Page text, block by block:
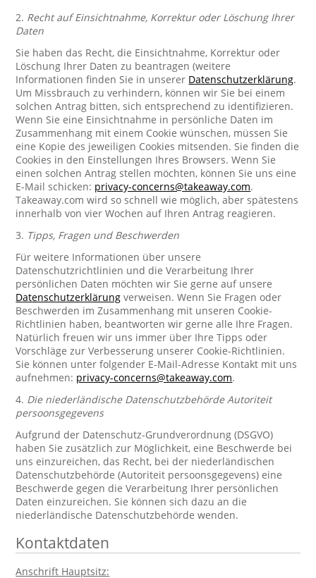
2. Recht auf Einsichtnahme, Korrektur oder Löschung Ihrer
Daten
Sie haben das Recht, die Einsichtnahme, Korrektur oder
Löschung Ihrer Daten zu beantragen (weitere
Informationen finden Sie in unserer Datenschutzerklärung.
Um Missbrauch zu verhindern, können wir Sie bei einem
solchen Antrag bitten, sich entsprechend zu identifizieren.
Wenn Sie eine Einsichtnahme in persönliche Daten im
Zusammenhang mit einem Cookie wünschen, müssen Sie
eine Kopie des jeweiligen Cookies mitsenden. Sie finden die
Cookies in den Einstellungen Ihres Browsers. Wenn Sie
einen solchen Antrag stellen möchten, können Sie uns eine
E-Mail schicken: privacy-concerns@takeaway.com.
Takeaway.com wird so schnell wie möglich, aber spätestens
innerhalb von vier Wochen auf Ihren Antrag reagieren.
3. Tipps, Fragen und Beschwerden
Für weitere Informationen über unsere
Datenschutzrichtlinien und die Verarbeitung Ihrer
persönlichen Daten möchten wir Sie gerne auf unsere
Datenschutzerklärung verweisen. Wenn Sie Fragen oder
Beschwerden im Zusammenhang mit unseren Cookie-
Richtlinien haben, beantworten wir gerne alle Ihre Fragen.
Natürlich freuen wir uns immer über Ihre Tipps oder
Vorschläge zur Verbesserung unserer Cookie-Richtlinien.
Sie können unter folgender E-Mail-Adresse Kontakt mit uns
aufnehmen: privacy-concerns@takeaway.com.
4. Die niederländische Datenschutzbehörde Autoriteit
persoonsgegevens
Aufgrund der Datenschutz-Grundverordnung (DSGVO)
haben Sie zusätzlich zur Möglichkeit, eine Beschwerde bei
uns einzureichen, das Recht, bei der niederländischen
Datenschutzbehörde (Autoriteit persoonsgegevens) eine
Beschwerde gegen die Verarbeitung Ihrer persönlichen
Daten einzureichen. Sie können sich dazu an die
niederländische Datenschutzbehörde wenden.
Kontaktdaten
Anschrift Hauptsitz: